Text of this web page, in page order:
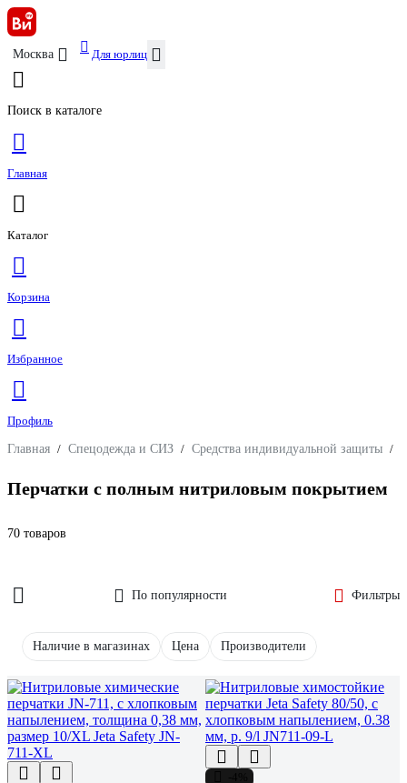
Москва Для юрлиц
Поиск в каталоге
Главная
Каталог
Корзина
Избранное
Профиль
Главная / Спецодежда и СИЗ / Средства индивидуальной защиты /
Перчатки с полным нитриловым покрытием
70 товаров
По популярности Фильтры
Наличие в магазинах Цена Производители